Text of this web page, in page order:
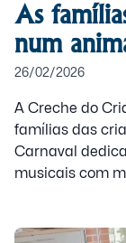
As
num
26/02/2026
A Creche do
famílias das
Carnaval
musicais com